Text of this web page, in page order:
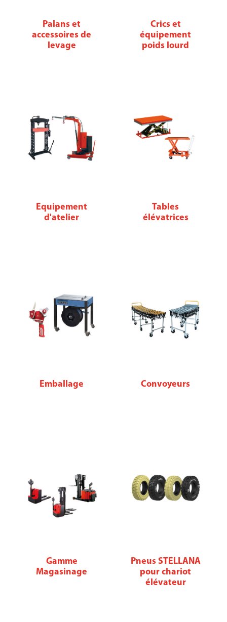
Palans et
accessoires de
levage
Crics et
équipement
poids lourd
Equipement
d'atelier
Tables
élévatrices
Emballage Convoyeurs
Gamme
Magasinage
Pneus STELLANA
pour chariot
élévateur